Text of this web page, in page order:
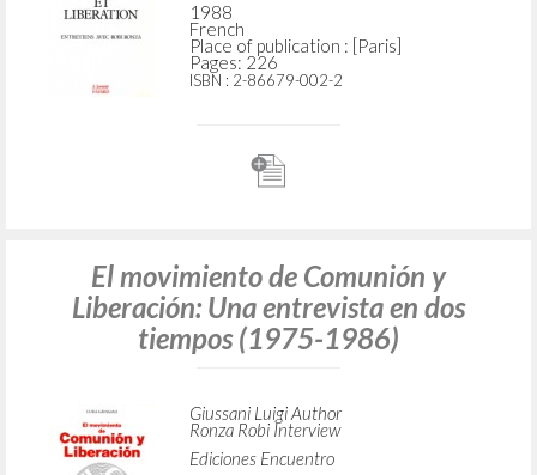
1988
French
Place of publication : [Paris]
Pages: 226
ISBN : 2-86679-002-2
El movimiento de Comunión y
Liberación: Una entrevista en dos
tiempos (1975-1986)
Giussani Luigi Author
Ronza Robi Interview
Ediciones Encuentro